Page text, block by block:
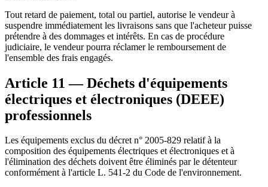
Tout retard de paiement, total ou partiel, autorise le vendeur à
suspendre immédiatement les livraisons sans que l'acheteur puisse
prétendre à des dommages et intérêts. En cas de procédure
judiciaire, le vendeur pourra réclamer le remboursement de
l'ensemble des frais engagés.
Article 11 — Déchets d'équipements
électriques et électroniques (DEEE)
professionnels
Les équipements exclus du décret n° 2005-829 relatif à la
composition des équipements électriques et électroniques et à
l'élimination des déchets doivent être éliminés par le détenteur
conformément à l'article L. 541-2 du Code de l'environnement.